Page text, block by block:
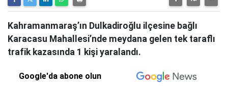
Kahramanmaraş’ın Dulkadiroğlu ilçesine bağlı
Karacasu Mahallesi’nde meydana gelen tek taraflı
trafik kazasında 1 kişi yaralandı.
Google'da abone olun